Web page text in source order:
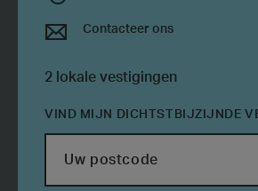
Contacteer ons
2 lokale vestigingen
VIND MIJN DICHTSTBIJZIJNDE